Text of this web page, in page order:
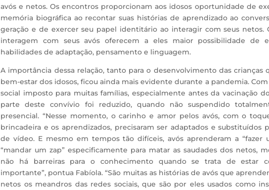
avós e netos. Os encontros proporcionam aos idosos oportunidade de
memória biográfica ao recontar suas histórias de aprendizado ao
geração e de exercer seu papel identitário ao interagir com seus netos.
interagem com seus avós oferecem a eles maior possibilidade de
habilidades de adaptação, pensamento e linguagem.
A importância dessa relação, tanto para o desenvolvimento das crianças
bem-estar dos idosos, ficou ainda mais evidente durante a pandemia.
social imposto para muitas famílias, especialmente antes da vacinação
parte deste convívio foi reduzido, quando não suspendido
presencial. “Nesse momento, o carinho e amor pelos avós, com o
brincadeira e os aprendizados, precisaram ser adaptados e substituídos
de vídeo. E mesmo em tempos tão difíceis, avós aprenderam a “fazer
“mandar um zap” especificamente para matar as saudades dos netos,
não há barreiras para o conhecimento quando se trata de estar
importante”, pontua Fabíola. “São muitas as histórias de avós que
netos os meandros das redes sociais, que são por eles usados como